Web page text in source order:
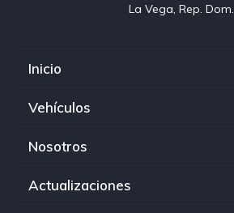
La Vega, Rep. Dom.
Inicio
Vehículos
Nosotros
Actualizaciones